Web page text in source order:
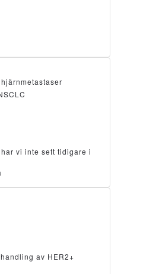
vi inte sett tidigare i
av HER2+